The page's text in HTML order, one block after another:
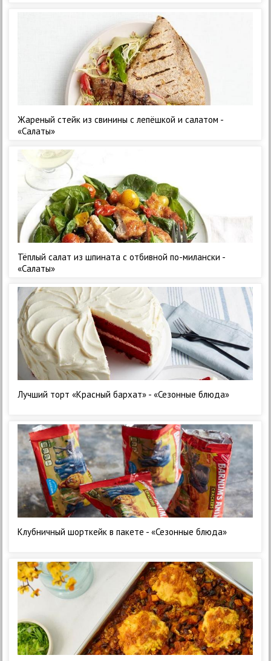
Жареный стейк из свинины с лепёшкой и салатом -
«Салаты»
Тёплый салат из шпината с отбивной по-милански -
«Салаты»
Лучший торт «Красный бархат» - «Сезонные блюда»
Клубничный шорткейк в пакете - «Сезонные блюда»